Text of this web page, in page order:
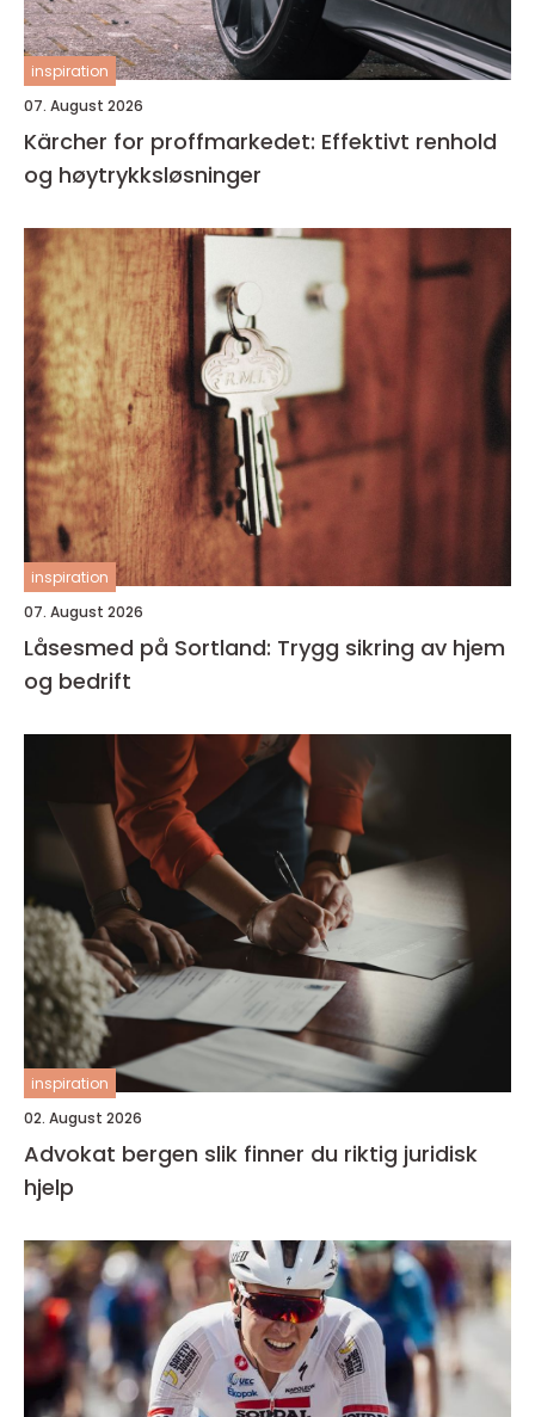
inspiration
07. August 2026
Kärcher for proffmarkedet: Effektivt renhold
og høytrykksløsninger
inspiration
07. August 2026
Låsesmed på Sortland: Trygg sikring av hjem
og bedrift
inspiration
02. August 2026
Advokat bergen slik finner du riktig juridisk
hjelp